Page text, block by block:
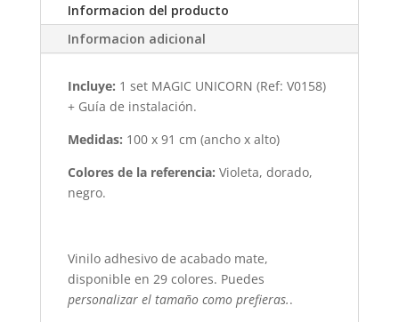
Informacion del producto
Informacion adicional
Incluye: 1 set MAGIC UNICORN (Ref: V0158)
+ Guía de instalación.
Medidas: 100 x 91 cm (ancho x alto)
Colores de la referencia: Violeta, dorado,
negro.
Vinilo adhesivo de acabado mate,
disponible en 29 colores. Puedes
personalizar el tamaño como prefieras..